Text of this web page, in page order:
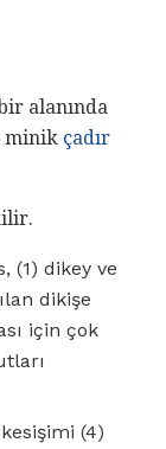
alanında
minik çadır
(1) dikey ve
dikişe
için çok
(4)